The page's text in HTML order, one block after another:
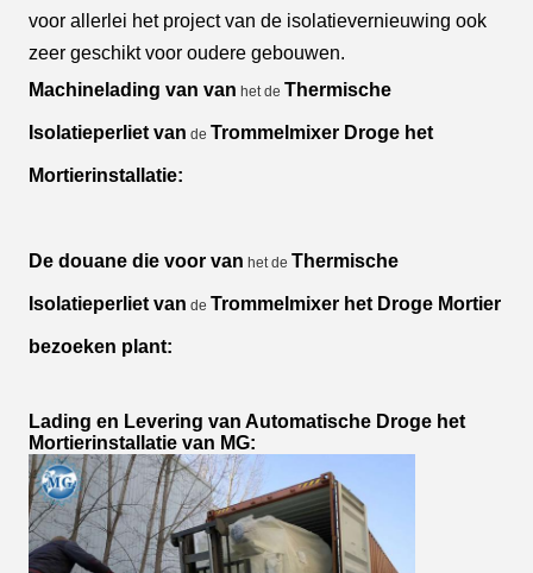
voor allerlei het project van de isolatievernieuwing ook
zeer geschikt voor oudere gebouwen.
Machinelading van van het de Thermische
Isolatieperliet van de Trommelmixer Droge het
Mortierinstallatie:
De douane die voor van het de Thermische
Isolatieperliet van de Trommelmixer het Droge Mortier
bezoeken plant:
Lading en Levering van Automatische Droge het
Mortierinstallatie van MG: